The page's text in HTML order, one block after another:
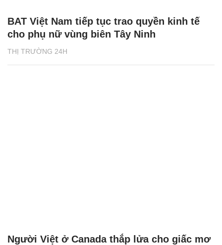
THỊ TRƯỜNG 24H
BAT Việt Nam tiếp tục trao quyền kinh tế
cho phụ nữ vùng biên Tây Ninh
Người Việt ở Canada thắp lửa cho giấc mơ